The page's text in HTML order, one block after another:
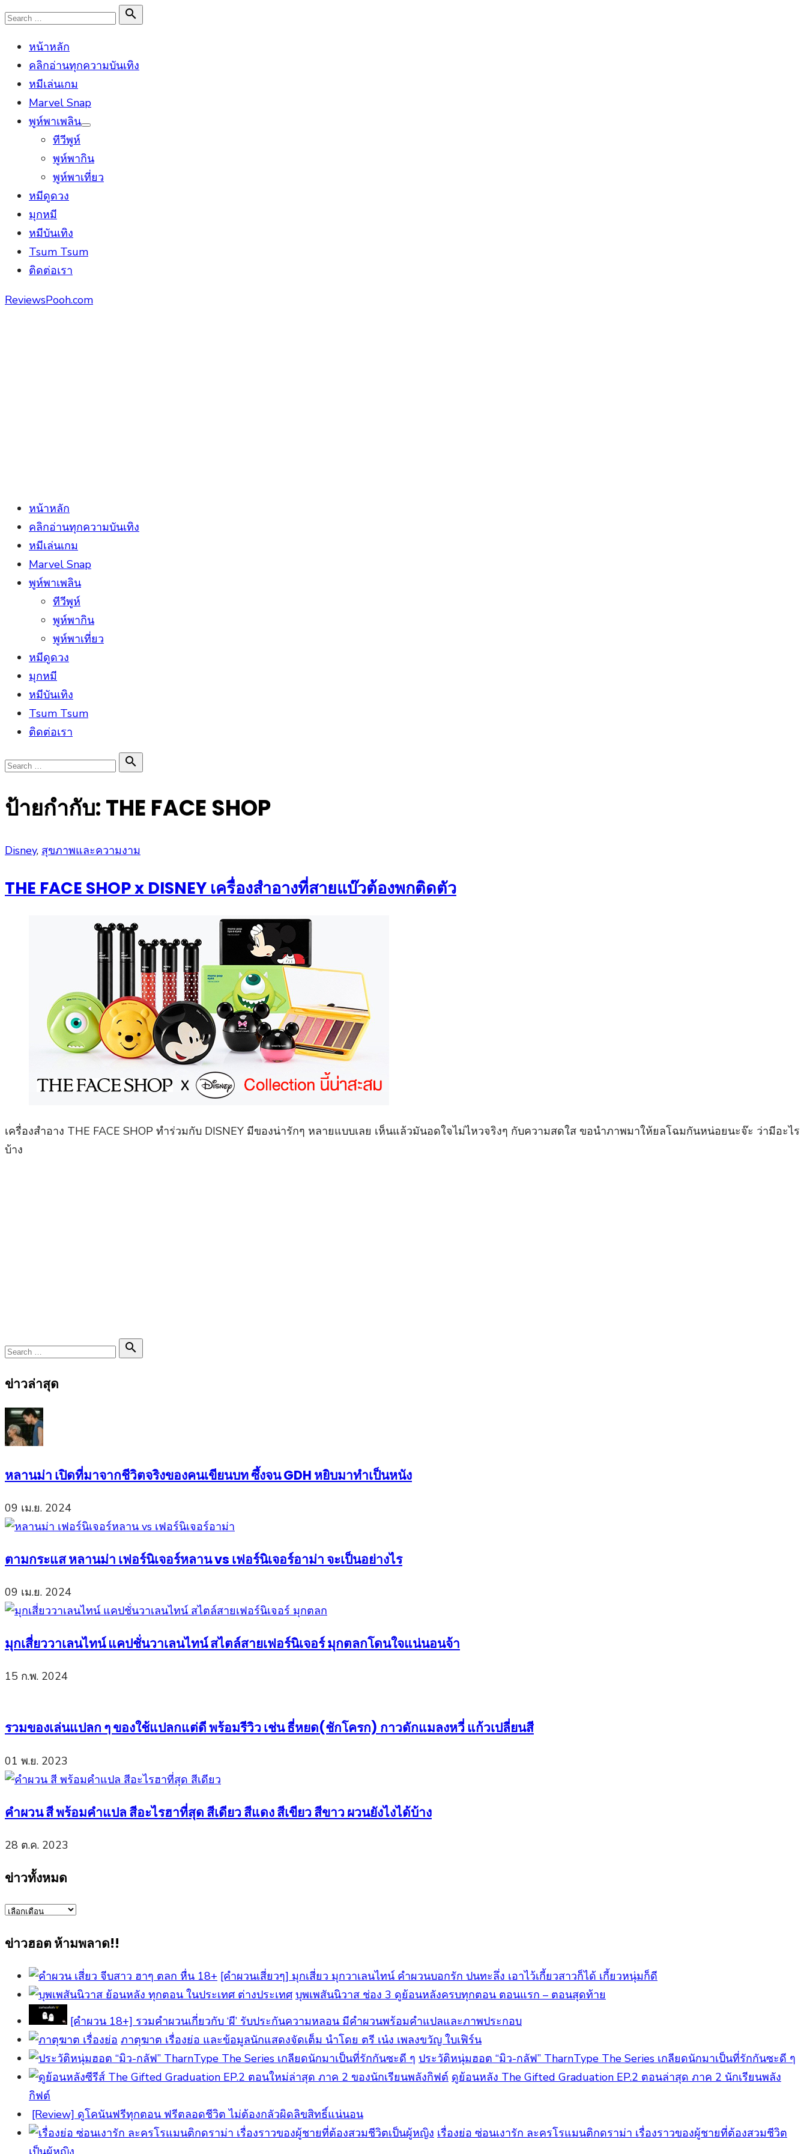
Skip
content
Search

Search
หน้าหลัก
คลิกอ่านทุกความบันเทิง
หมีเล่นเกม
Marvel Snap
พูห์พาเพลิน
Show
ทีวีพูห์
พูห์พากิน
พูห์พาเที่ยว
หมีดูดวง
มุกหมี
หมีบันเทิง
Tsum Tsum
ติดต่อเรา
ReviewsPooh.com
หน้าหลัก
คลิกอ่านทุกความบันเทิง
หมีเล่นเกม
Marvel Snap
พูห์พาเพลิน
ทีวีพูห์
พูห์พากิน
พูห์พาเที่ยว
หมีดูดวง
มุกหมี
หมีบันเทิง
Tsum Tsum
ติดต่อเรา
Search

Search
ป้ายกำกับ:THE FACE SHOP
Posted
Disney, สุขภาพและความงาม
THE FACE SHOP x DISNEY เครื่องสำอางที่สายแบ๊วต้องพกติดตัว
เครื่องสำอาง THE FACE SHOP ทำร่วมกับ DISNEY มีของน่ารักๆ หลายแบบเลย เห็นแล้วมันอดใจไม่ไหวจริงๆ กับความสดใส ขอนำภาพมาให้ยลโฉมกันหน่อยนะจ๊ะ ว่ามีอะไร
บ้าง
Search

Search
ข่าวล่าสุด
หลานม่า เปิดที่มาจากชีวิตจริงของคนเขียนบท ซึ้งจน GDH หยิบมาทำเป็นหนัง
09 เม.ย. 2024
ตามกระแส หลานม่า เฟอร์นิเจอร์หลาน vs เฟอร์นิเจอร์อาม่า จะเป็นอย่างไร
09 เม.ย. 2024
มุกเสี่ยววาเลนไทน์ แคปชั่นวาเลนไทน์ สไตล์สายเฟอร์นิเจอร์ มุกตลกโดนใจแน่นอนจ้า
15 ก.พ. 2024
รวมของเล่นแปลก ๆ ของใช้แปลกแต่ดี พร้อมรีวิว เช่น ธี่หยด(ชักโครก) กาวดักแมลงหวี่ แก้วเปลี่ยนสี
01 พ.ย. 2023
คำผวน สี พร้อมคำแปล สีอะไรฮาที่สุด สีเดียว สีแดง สีเขียว สีขาว ผวนยังไงได้บ้าง
28 ต.ค. 2023
ข่าวทั้งหมด
ข่าว
ข่าวฮอต ห้ามพลาด!!
[คำผวนเสี่ยวๆ] มุกเสี่ยว มุกวาเลนไทน์ คำผวนบอกรัก ปนทะลึ่ง เอาไว้เกี้ยวสาวก็ได้ เกี้ยวหนุ่มก็ดี
บุพเพสันนิวาส ช่อง 3 ดูย้อนหลังครบทุกตอน ตอนแรก – ตอนสุดท้าย
[คําผวน 18+] รวมคำผวนเกี่ยวกับ ‘ผี’ รับประกันความหลอน มีคำผวนพร้อมคำแปลและภาพประกอบ
ภาตุฆาต เรื่องย่อ และข้อมูลนักแสดงจัดเต็ม นำโดย ตรี เน๋ง เพลงขวัญ ใบเฟิร์น
ประวัติหนุ่มฮอต “มิว-กลัฟ” TharnType The Series เกลียดนักมาเป็นที่รักกันซะดี ๆ
ดูย้อนหลัง The Gifted Graduation EP.2 ตอนล่าสุด ภาค 2 นักเรียนพลัง
กิฟต์
[Review] ดูโคนันฟรีทุกตอน ฟรีตลอดชีวิต ไม่ต้องกลัวผิดลิขสิทธิ์แน่นอน
เรื่องย่อ ซ่อนเงารัก ละครโรแมนติกดราม่า เรื่องราวของผู้ชายที่ต้องสวมชีวิต